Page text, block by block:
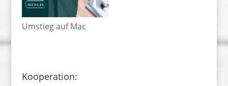
Umstieg auf Mac
Kooperation: